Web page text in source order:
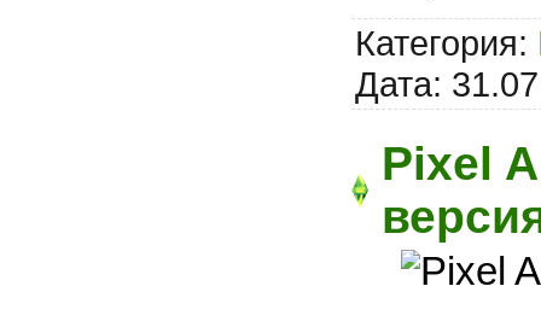
Категория:
Дата:
Pixel